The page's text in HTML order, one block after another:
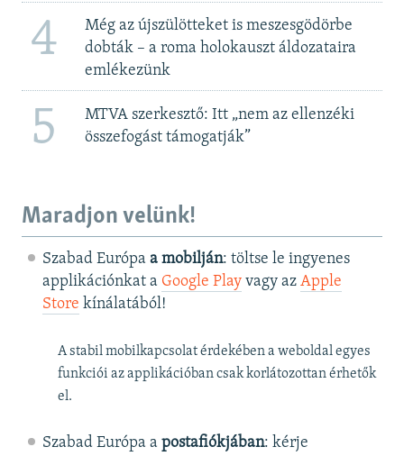
4
Még az újszülötteket is meszesgödörbe
dobták – a roma holokauszt áldozataira
emlékezünk
5
MTVA szerkesztő: Itt „nem az ellenzéki
összefogást támogatják”
Maradjon velünk!
Szabad Európa a mobilján: töltse le ingyenes
applikációnkat a Google Playvagy az Apple
Store kínálatából!
A stabil mobilkapcsolat érdekében a weboldal egyes
funkciói az applikációban csak korlátozottan érhetők
el.
Szabad Európa a postafiókjában: kérje